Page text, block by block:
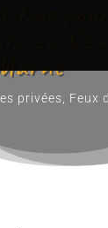
pour
en
privées Feux